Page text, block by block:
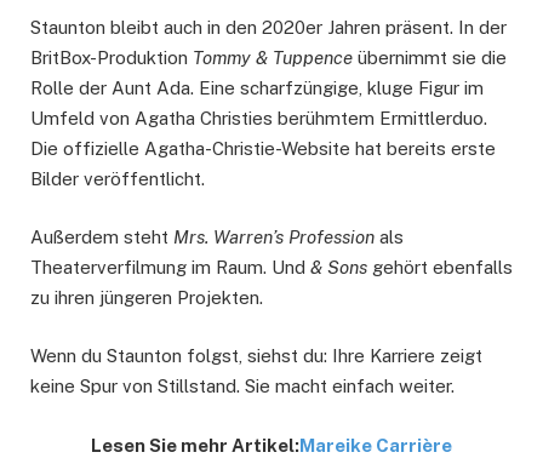
Staunton bleibt auch in den 2020er Jahren präsent. In der
BritBox-Produktion Tommy & Tuppence übernimmt sie die
Rolle der Aunt Ada. Eine scharfzüngige, kluge Figur im
Umfeld von Agatha Christies berühmtem Ermittlerduo.
Die offizielle Agatha-Christie-Website hat bereits erste
Bilder veröffentlicht.
Außerdem steht Mrs. Warren’s Profession als
Theaterverfilmung im Raum. Und & Sons gehört ebenfalls
zu ihren jüngeren Projekten.
Wenn du Staunton folgst, siehst du: Ihre Karriere zeigt
keine Spur von Stillstand. Sie macht einfach weiter.
Lesen Sie mehr Artikel:Mareike Carrière